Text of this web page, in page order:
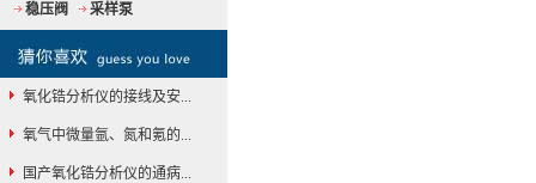
稳压阀 采样泵
氧化锆分析仪的接线及安...
氧气中微量氩、氮和氪的...
国产氧化锆分析仪的通病...